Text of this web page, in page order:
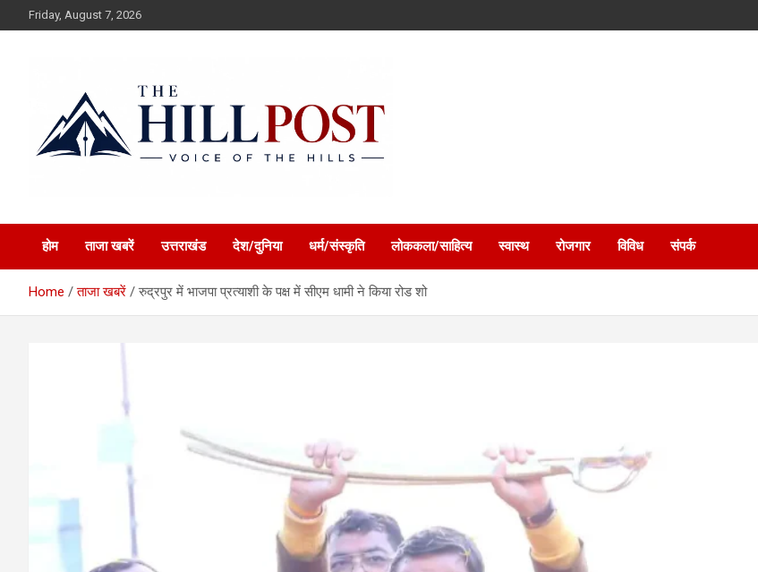
to
Friday, August 7, 2026
The Hillpost
होम ताजा खबरें उत्तराखंड देश/दुनिया धर्म/संस्कृति लोककला/साहित्य स्वास्थ रोजगार विविध संपर्क
Home ताजा खबरें रुद्रपुर में भाजपा प्रत्याशी के पक्ष में सीएम धामी ने किया रोड शो